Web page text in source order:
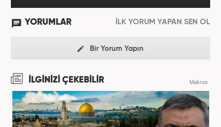
YORUMLAR İLK YORUM YAPAN SEN OL
Bir Yorum Yapın
İLGİNİZİ ÇEKEBİLİR Makroo